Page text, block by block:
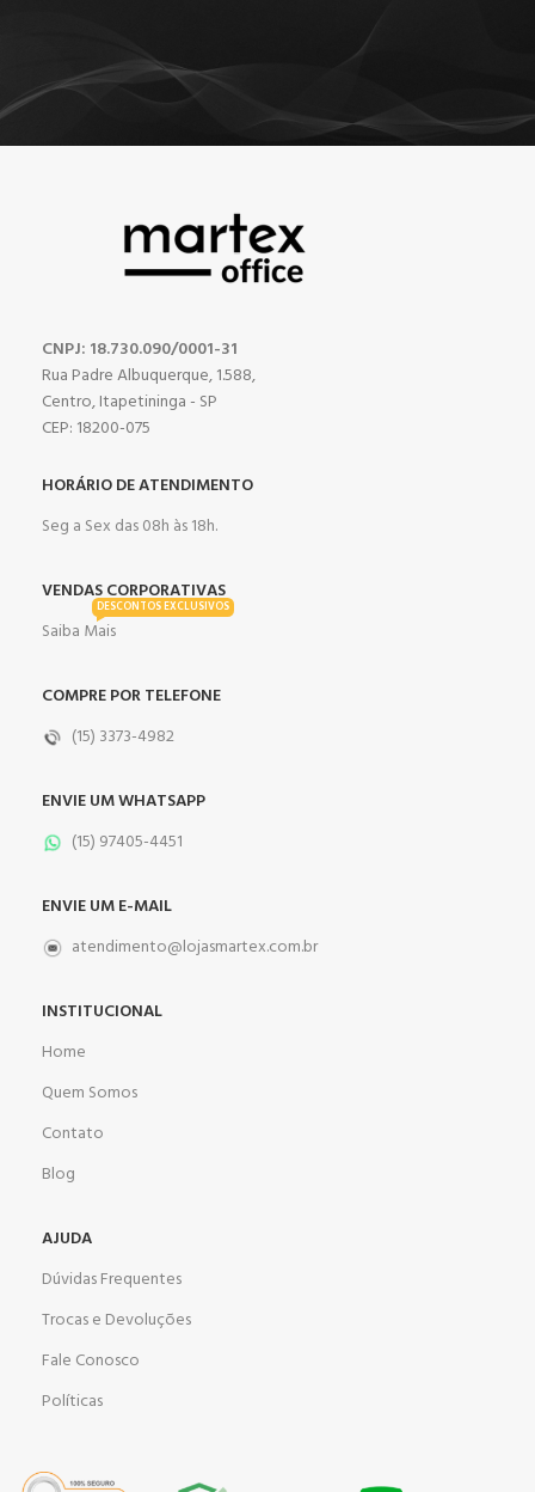
CNPJ: 18.730.090/0001-31
Rua Padre Albuquerque, 1.588,
Centro, Itapetininga - SP
CEP: 18200-075
HORÁRIO DE ATENDIMENTO
Seg a Sex das 08h às 18h.
VENDAS CORPORATIVAS
Saiba Mais
DESCONTOS EXCLUSIVOS
COMPRE POR TELEFONE
(15) 3373-4982
ENVIE UM WHATSAPP
(15) 97405-4451
ENVIE UM E-MAIL
atendimento@lojasmartex.com.br
INSTITUCIONAL
Home
Quem Somos
Contato
Blog
AJUDA
Dúvidas Frequentes
Trocas e Devoluções
Fale Conosco
Políticas